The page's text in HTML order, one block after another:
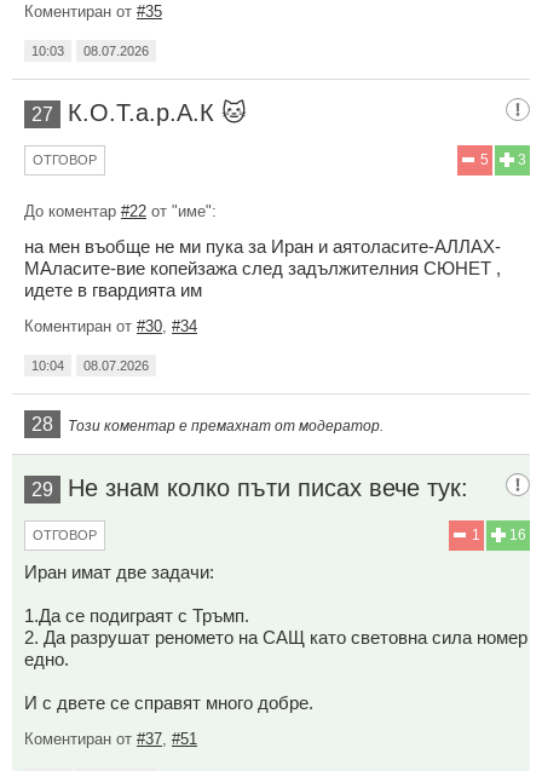
Коментиран от #35
10:03 08.07.2026
27 К.О.Т.а.р.А.К 🐱
3
5
ОТГОВОР
До коментар #22 от "име":
на мен въобще не ми пука за Иран и аятоласите-АЛЛАХ-
МАласите-вие копейзажа след задължителния СЮНЕТ ,
идете в гвардията им
Коментиран от #30 #34
10:04 08.07.2026
28 Този коментар е премахнат от модератор.
29 Не знам колко пъти писах вече тук:
16
1
ОТГОВОР
Иран имат две задачи:
1.Да се подиграят с Тръмп.
2. Да разрушат реномето на САЩ като световна сила номер
едно.
И с двете се справят много добре.
Коментиран от #37 #51